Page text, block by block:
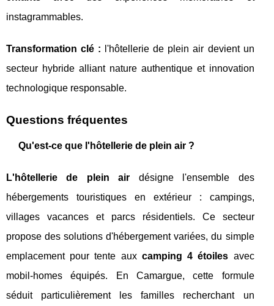
instagrammables.
Transformation clé : l'hôtellerie de plein air devient un
secteur hybride alliant nature authentique et innovation
technologique responsable.
Questions fréquentes
Qu'est-ce que l'hôtellerie de plein air ?
L'hôtellerie de plein air désigne l'ensemble des
hébergements touristiques en extérieur : campings,
villages vacances et parcs résidentiels. Ce secteur
propose des solutions d'hébergement variées, du simple
emplacement pour tente aux camping 4 étoiles avec
mobil-homes équipés. En Camargue, cette formule
séduit particulièrement les familles recherchant un